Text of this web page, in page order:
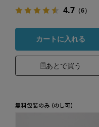
4.7（6）
カートに入れる
あとで買う